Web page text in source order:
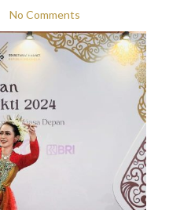
No Comments